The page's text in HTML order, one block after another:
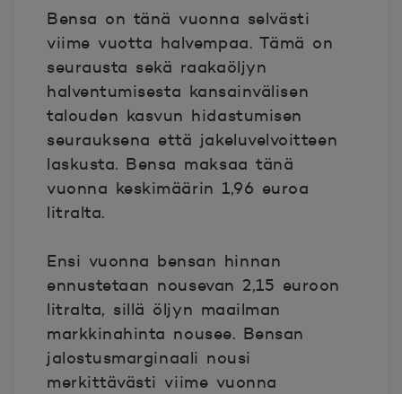
Bensa on tänä vuonna selvästi
viime vuotta halvempaa. Tämä on
seurausta sekä raakaöljyn
halventumisesta kansainvälisen
talouden kasvun hidastumisen
seurauksena että jakeluvelvoitteen
laskusta. Bensa maksaa tänä
vuonna keskimäärin 1,96 euroa
litralta.
Ensi vuonna bensan hinnan
ennustetaan nousevan 2,15 euroon
litralta, sillä öljyn maailman
markkinahinta nousee. Bensan
jalostusmarginaali nousi
merkittävästi viime vuonna